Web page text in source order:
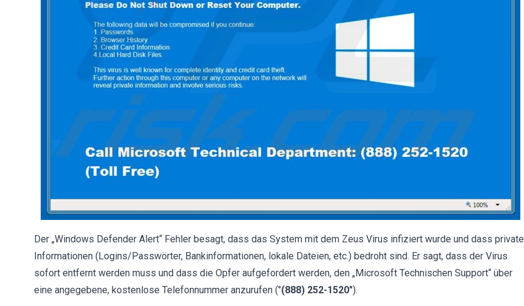
Der „Windows Defender Alert“ Fehler besagt, dass das System mit dem Zeus Virus infiziert wurde und dass private
Informationen (Logins/Passwörter, Bankinformationen, lokale Dateien, etc.) bedroht sind. Er sagt, dass der Virus
sofort entfernt werden muss und dass die Opfer aufgefordert werden, den „Microsoft Technischen Support“ über
eine angegebene, kostenlose Telefonnummer anzurufen ("(888) 252-1520").